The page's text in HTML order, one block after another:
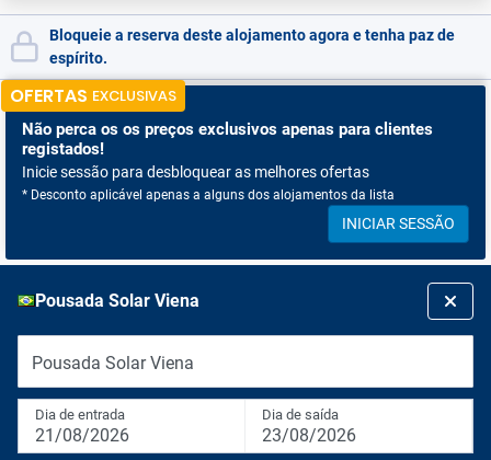
Bloqueie a reserva deste alojamento agora e tenha paz de
espírito.
OFERTAS EXCLUSIVAS
Não perca os os preços exclusivos apenas para clientes
registados!
Inicie sessão para desbloquear as melhores ofertas
* Desconto aplicável apenas a alguns dos alojamentos da lista
INICIAR SESSÃO
Pousada Solar Viena
Pousada Solar Viena
Dia de entrada
21/08/2026
Dia de saída
23/08/2026